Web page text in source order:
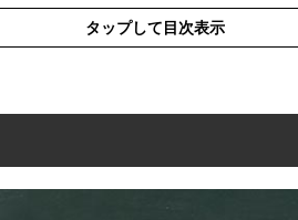
タップして目次表示